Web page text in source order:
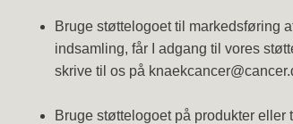
Bruge støttelogoet til markedsføring
indsamling, får I adgang til vores
skrive til os på
Bruge støttelogoet på produkter